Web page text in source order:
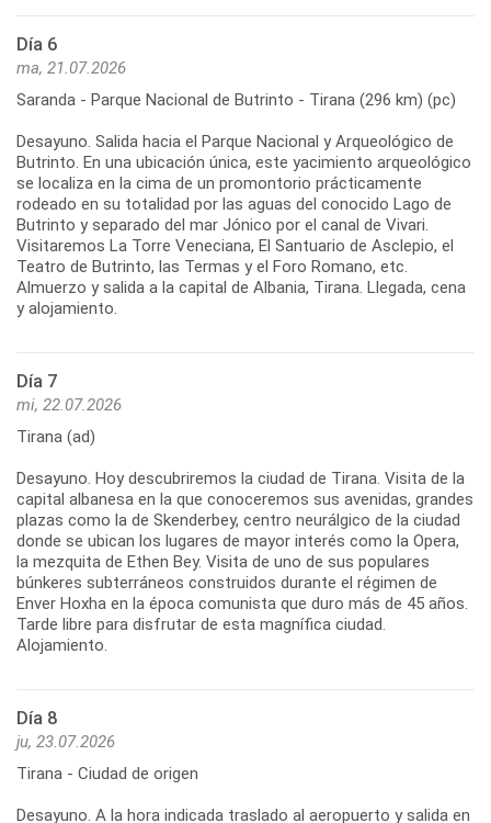
Día 6
ma, 21.07.2026
Saranda - Parque Nacional de Butrinto - Tirana (296 km) (pc)
Desayuno. Salida hacia el Parque Nacional y Arqueológico de
Butrinto. En una ubicación única, este yacimiento arqueológico
se localiza en la cima de un promontorio prácticamente
rodeado en su totalidad por las aguas del conocido Lago de
Butrinto y separado del mar Jónico por el canal de Vivari.
Visitaremos La Torre Veneciana, El Santuario de Asclepio, el
Teatro de Butrinto, las Termas y el Foro Romano, etc.
Almuerzo y salida a la capital de Albania, Tirana. Llegada, cena
Día 7
mi, 22.07.2026
Tirana (ad)
Desayuno. Hoy descubriremos la ciudad de Tirana. Visita de la
capital albanesa en la que conoceremos sus avenidas, grandes
plazas como la de Skenderbey, centro neurálgico de la ciudad
donde se ubican los lugares de mayor interés como la Opera,
la mezquita de Ethen Bey. Visita de uno de sus populares
búnkeres subterráneos construidos durante el régimen de
Enver Hoxha en la época comunista que duro más de 45 años.
Tarde libre para disfrutar de esta magnífica ciudad.
Día 8
ju, 23.07.2026
Tirana - Ciudad de origen
Desayuno. A la hora indicada traslado al aeropuerto y salida en